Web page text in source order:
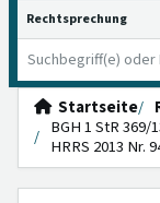
HRRS durchsuchen
Startseite
BGH 1 StR
HRRS 2013 Nr.